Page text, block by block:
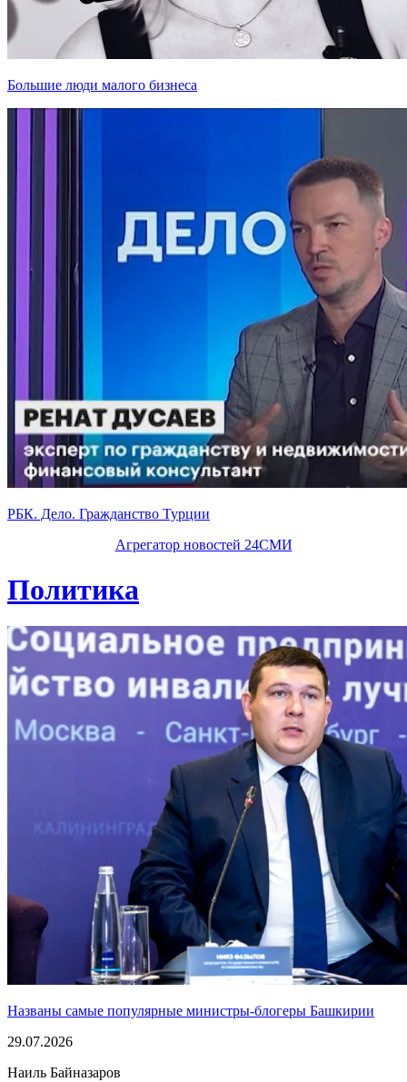
Большие люди малого бизнеса
РБК. Дело. Гражданство Турции
Агрегатор новостей 24СМИ
Политика
Названы самые популярные министры-блогеры Башкирии
29.07.2026
Наиль Байназаров